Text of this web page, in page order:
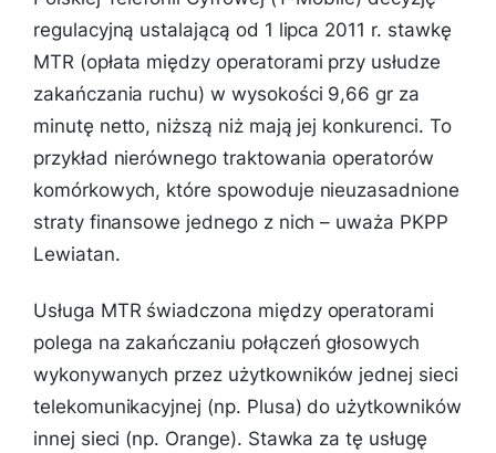
regulacyjną ustalającą od 1 lipca 2011 r. stawkę
MTR (opłata między operatorami przy usłudze
zakańczania ruchu) w wysokości 9,66 gr za
minutę netto, niższą niż mają jej konkurenci. To
przykład nierównego traktowania operatorów
komórkowych, które spowoduje nieuzasadnione
straty finansowe jednego z nich – uważa PKPP
Lewiatan.
Usługa MTR świadczona między operatorami
polega na zakańczaniu połączeń głosowych
wykonywanych przez użytkowników jednej sieci
telekomunikacyjnej (np. Plusa) do użytkowników
innej sieci (np. Orange). Stawka za tę usługę